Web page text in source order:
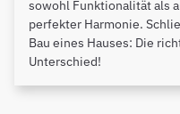
sowohl Funktionalität als
perfekter Harmonie.
Bau eines Hauses: Die
Unterschied!